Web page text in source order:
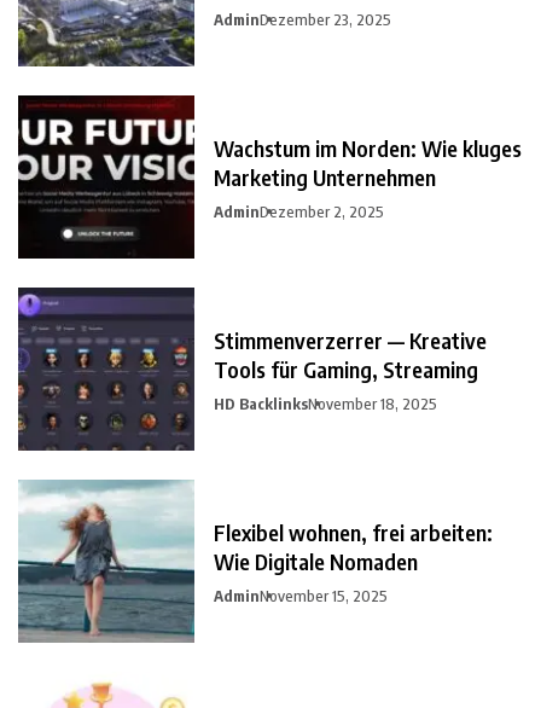
AdminDezember 23, 2025
Wachstum im Norden: Wie kluges
Marketing Unternehmen
AdminDezember 2, 2025
Stimmenverzerrer — Kreative
Tools für Gaming, Streaming
HD BacklinksNovember 18, 2025
Flexibel wohnen, frei arbeiten:
Wie Digitale Nomaden
AdminNovember 15, 2025